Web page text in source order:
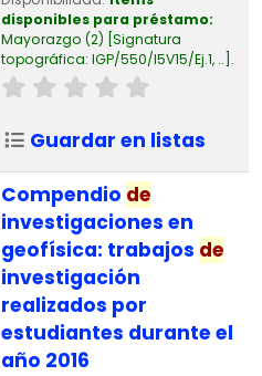
disponibles para préstamo:
Mayorazgo (2) Signatura
topográfica: IGP/550/I5V15/Ej.1, .. .
Guardar en listas
Compendio de
investigaciones en
geofísica: trabajos de
investigación
realizados por
estudiantes durante el
año 2016